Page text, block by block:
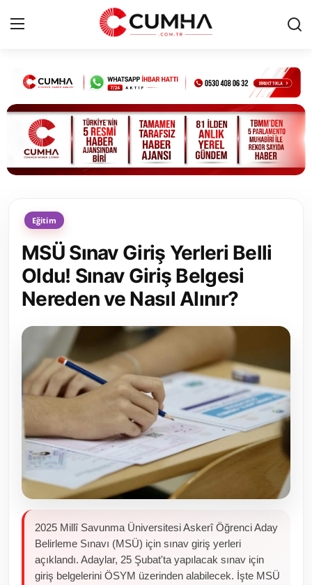
Kurumsal
Cumhurbaşkanlığı
Bakanlıklar
Siyasi Partiler
Yerel Yönetimler
Mülki İdare
Toplum ve Yaşam
Sivil Toplum Kuruluşları
Kamu Kurumları ve Üst Kurullar
Resmi Reklamlar
Eğitim
MSÜ Sınav Giriş Yerleri Belli
Oldu! Sınav Giriş Belgesi
Nereden ve Nasıl Alınır?
2025 Millî Savunma Üniversitesi Askerî Öğrenci Aday
Belirleme Sınavı (MSÜ) için sınav giriş yerleri
açıklandı. Adaylar, 25 Şubat'ta yapılacak sınav için
giriş belgelerini ÖSYM üzerinden alabilecek. İşte MSÜ